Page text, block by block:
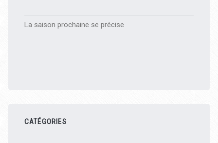
La saison prochaine se précise
CATÉGORIES